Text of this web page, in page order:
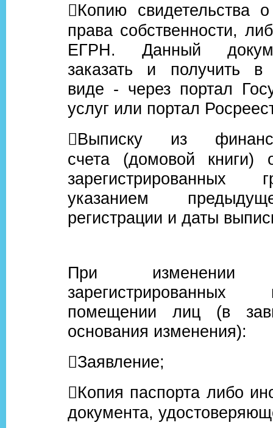
Копию свидетельства о
права собственности,
ЕГРН. Данный
заказать и получить в
виде - через портал
услуг или портал
Выписку из
счета (домовой книги)
указанием
регистрации и даты
При изменении
помещении лиц (в
основания изменения):
Заявление;
Копия паспорта либо
документа,